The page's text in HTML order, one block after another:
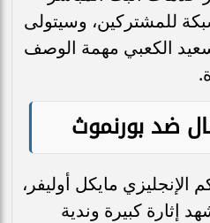
للمشتركين، وسيتولى
الكعبي مهمة الوصف
ضد بورنموث
الإنجليزي مايكل أوليفر،
إثارة كبيرة وندية